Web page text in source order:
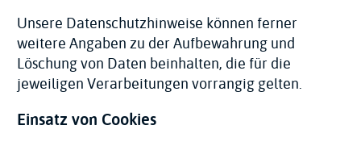
Unsere Datenschutzhinweise können ferner
weitere Angaben zu der Aufbewahrung und
Löschung von Daten beinhalten, die für die
jeweiligen Verarbeitungen vorrangig gelten.
Einsatz von Cookies